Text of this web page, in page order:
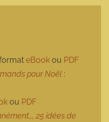
eBook ou PDF
pour Noël :
ou PDF
25 idées de